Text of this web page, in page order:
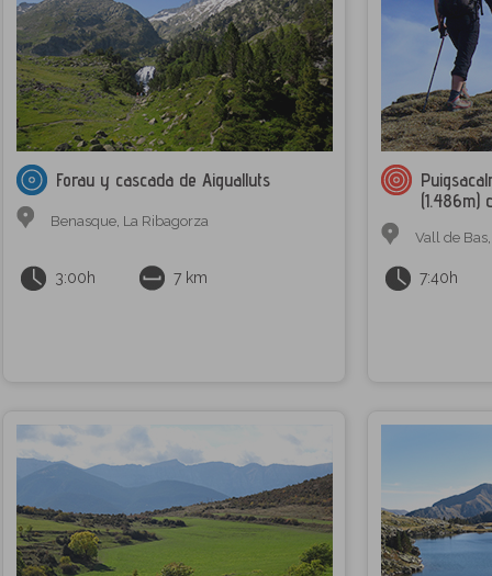
Forau y cascada de Aigualluts
Benasque, La Ribagorza
3:00h 7 km
(1.486m)
Vall de Bas
7:40h